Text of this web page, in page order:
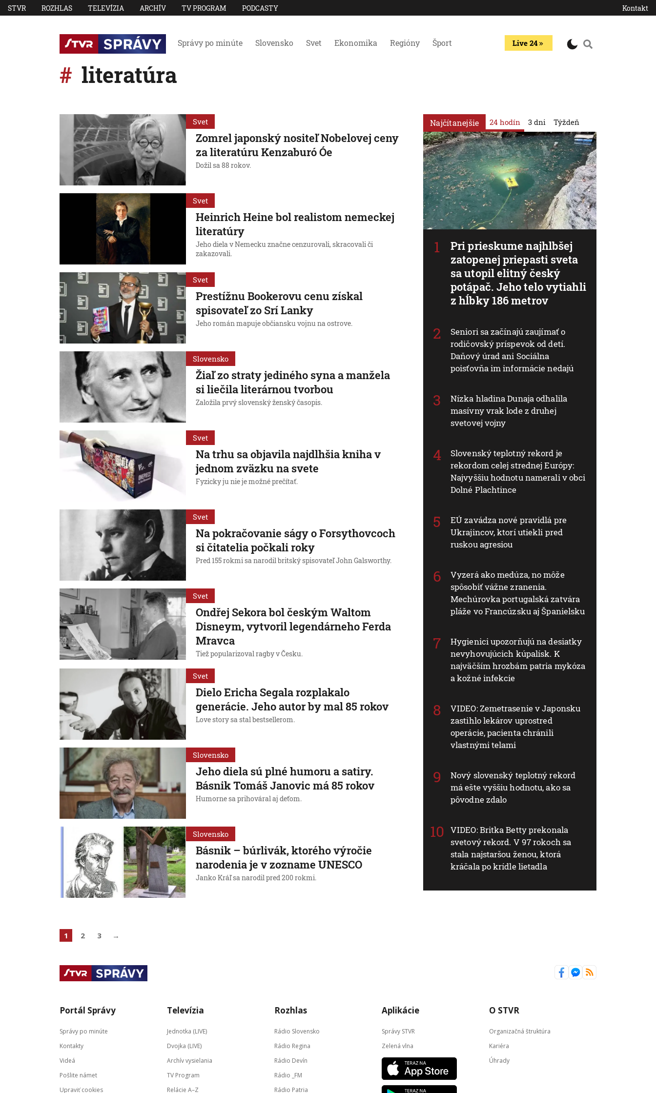
STVR ROZHLAS TELEVÍZIA ARCHÍV TV PROGRAM PODCASTY Kontakt
Správy po minúte Slovensko Svet Ekonomika Regióny Šport Live 24
literatúra
Svet
Zomrel japonský nositeľ Nobelovej ceny
za literatúru Kenzaburó Óe
Dožil sa 88 rokov.
Svet
Heinrich Heine bol realistom nemeckej
literatúry
Jeho diela v Nemecku značne cenzurovali, skracovali či
zakazovali.
Svet
Prestížnu Bookerovu cenu získal
spisovateľ zo Srí Lanky
Jeho román mapuje občiansku vojnu na ostrove.
Slovensko
Žiaľ zo straty jediného syna a manžela
si liečila literárnou tvorbou
Založila prvý slovenský ženský časopis.
Svet
Na trhu sa objavila najdlhšia kniha v
jednom zväzku na svete
Fyzicky ju nie je možné prečítať.
Svet
Na pokračovanie ságy o Forsythovcoch
si čitatelia počkali roky
Pred 155 rokmi sa narodil britský spisovateľ John Galsworthy.
Svet
Ondřej Sekora bol českým Waltom
Disneym, vytvoril legendárneho Ferda
Mravca
Tiež popularizoval ragby v Česku.
Svet
Dielo Ericha Segala rozplakalo
generácie. Jeho autor by mal 85 rokov
Love story sa stal bestsellerom.
Slovensko
Jeho diela sú plné humoru a satiry.
Básnik Tomáš Janovic má 85 rokov
Humorne sa prihováral aj deťom.
Slovensko
Básnik – búrlivák, ktorého výročie
narodenia je v zozname UNESCO
Janko Kráľ sa narodil pred 200 rokmi.
Najčítanejšie 24 hodín
Pri prieskume najhlbšej
zatopenej priepasti sveta
sa utopil elitný český
potápač. Jeho telo vytiahli
z hĺbky 186 metrov
Seniori sa začínajú zaujímať o
rodičovský príspevok od detí.
Daňový úrad ani Sociálna
poisťovňa im informácie nedajú
Nízka hladina Dunaja odhalila
masívny vrak lode z druhej
svetovej vojny
Slovenský teplotný rekord je
rekordom celej strednej Európy:
Najvyššiu hodnotu namerali v obci
Dolné Plachtince
EÚ zavádza nové pravidlá pre
Ukrajincov, ktorí utiekli pred
ruskou agresiou
Vyzerá ako medúza, no môže
spôsobiť vážne zranenia.
Mechúrovka portugalská zatvára
pláže vo Francúzsku aj Španielsku
Hygienici upozorňujú na desiatky
nevyhovujúcich kúpalísk. K
najväčším hrozbám patria mykóza
a kožné infekcie
VIDEO: Zemetrasenie v Japonsku
zastihlo lekárov uprostred
operácie, pacienta chránili
vlastnými telami
Nový slovenský teplotný rekord
má ešte vyššiu hodnotu, ako sa
pôvodne zdalo
VIDEO: Britka Betty prekonala
svetový rekord. V 97 rokoch sa
stala najstaršou ženou, ktorá
kráčala po krídle lietadla
3 dni Týždeň
1 2 3 →
Portál Správy
Správy po minúte
Kontakty
Videá
Pošlite námet
Upraviť cookies
Televízia
Jednotka (LIVE)
Dvojka (LIVE)
Archív vysielania
TV Program
Relácie A–Z
Rozhlas
Rádio Slovensko
Rádio Regina
Rádio Devín
Rádio _FM
Rádio Patria
Aplikácie
Správy STVR
Zelená vlna
O STVR
Organizačná štruktúra
Kariéra
Úhrady